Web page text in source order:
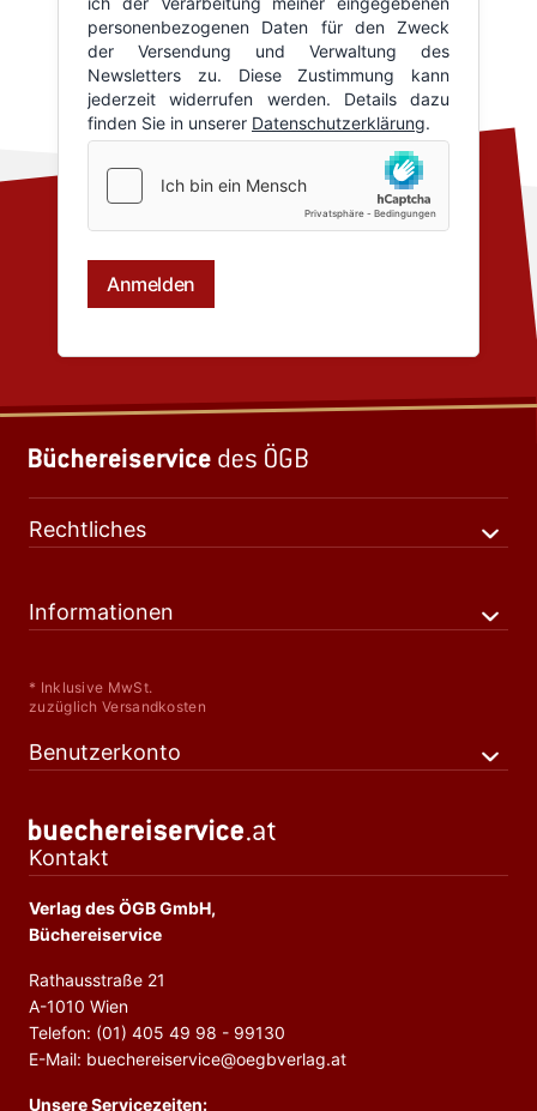
Rechtliches
Informationen
* Inklusive MwSt.
zuzüglich Versandkosten
Benutzerkonto
Kontakt
Verlag des ÖGB GmbH,
Büchereiservice
Rathausstraße 21
A-1010 Wien
Telefon: (01) 405 49 98 - 99130
E-Mail: buechereiservice@oegbverlag.at
Unsere Servicezeiten: